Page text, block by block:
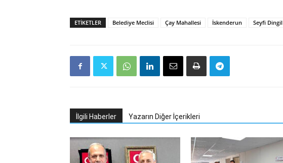
ETIKETLER Belediye Meclisi Çay Mahallesi İskenderun Seyfi Dingil
İlgili Haberler Yazarın Diğer İçerikleri